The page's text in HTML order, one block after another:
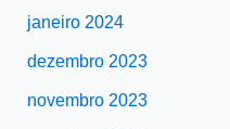
janeiro 2024
dezembro 2023
novembro 2023